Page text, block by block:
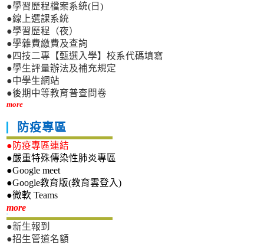
●學習歷程檔案系統(日)
●線上選課系統
●學習歷程（夜）
●學雜費繳費及查詢
●四技二專【甄選入學】校系代碼填寫
●學生評量辦法及補充規定
●中學生網站
●後期中等教育普查問卷
more
防疫專區
●防疫專區連結
●嚴重特殊傳染性肺炎專區
●Google meet
●Google教育版(教育雲登入)
●微軟 Teams
more新生專區
●新生報到
●招生管道名額